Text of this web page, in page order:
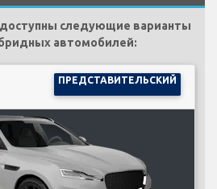
следующие варианты
автомобилей:
ПРЕДСТАВИТЕЛЬСКИЙ